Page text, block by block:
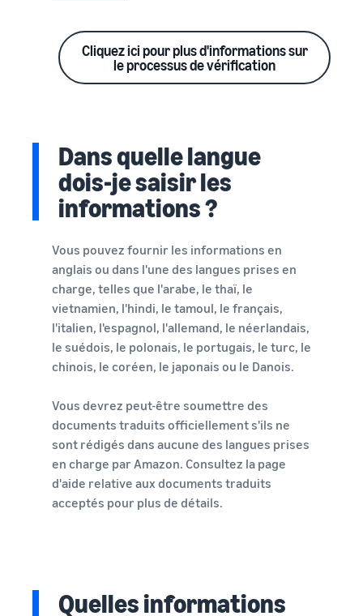
Cliquez ici pour plus d'informations sur
le processus de vérification
Dans quelle langue
dois-je saisir les
informations ?
Vous pouvez fournir les informations en
anglais ou dans l'une des langues prises en
charge, telles que l'arabe, le thaï, le
vietnamien, l'hindi, le tamoul, le français,
l'italien, l'espagnol, l'allemand, le néerlandais,
le suédois, le polonais, le portugais, le turc, le
chinois, le coréen, le japonais ou le Danois.
Vous devrez peut-être soumettre des
documents traduits officiellement s'ils ne
sont rédigés dans aucune des langues prises
en charge par Amazon. Consultez la page
d'aide relative aux documents traduits
acceptés pour plus de détails.
Quelles informations